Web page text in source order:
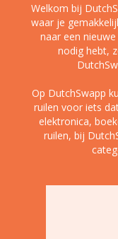
Welkom bij
waar je
naar een
nodig hebt,
Op DutchSwapp
ruilen voor iets
elektronica,
ruilen, bij